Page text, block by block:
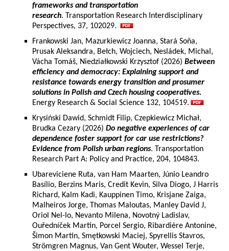
frameworks and transportation
research. Transportation Research Interdisciplinary
Perspectives, 37, 102029.
Frankowski Jan, Mazurkiewicz Joanna, Stará Soňa,
Prusak Aleksandra, Bełch, Wojciech, Nesládek, Michal,
Vácha Tomáš, Niedziałkowski Krzysztof (2026) Between
efficiency and democracy: Explaining support and
resistance towards energy transition and prosumer
solutions in Polish and Czech housing cooperatives.
Energy Research & Social Science 132, 104519.
Krysiński Dawid, Schmidt Filip, Czepkiewicz Michał,
Brudka Cezary (2026) Do negative experiences of car
dependence foster support for car use restrictions?
Evidence from Polish urban regions. Transportation
Research Part A: Policy and Practice, 204, 104843.
Ubareviciene Ruta, van Ham Maarten, Júnio Leandro
Basílio, Berzins Maris, Credit Kevin, Silva Diogo, J Harris
Richard, Kalm Kadi, Kauppinen Timo, Krisjane Zaiga,
Malheiros Jorge, Thomas Maloutas, Manley David J,
Oriol Nel-lo, Nevanto Milena, Novotný Ladislav,
Ouředníček Martin, Porcel Sergio, Ribardière Antonine,
Šimon Martin, Smętkowski Maciej, Spyrellis Stavros,
Strömgren Magnus, Van Gent Wouter, Wessel Terje,